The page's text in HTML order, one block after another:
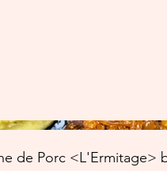
de Porc <L'Ermitage>